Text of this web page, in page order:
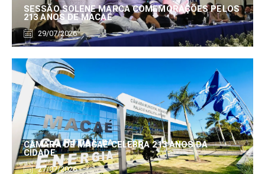
SESSÃO SOLENE MARCA COMEMORAÇÕES PELOS
213 ANOS DE MACAÉ
29/07/2026
CÂMARA DE MACAÉ CELEBRA 213 ANOS DA
CIDADE
27/07/2026